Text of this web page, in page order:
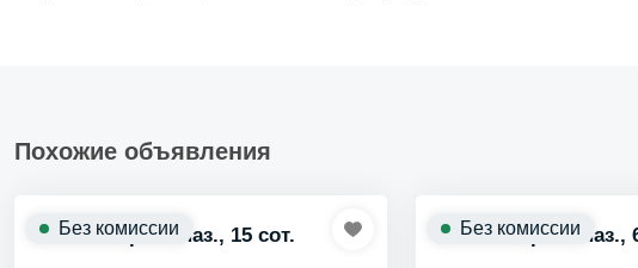
Похожие объявления
Участок пром. наз., 15 сот.
Без комиссии Участок пром. наз.,
Без комиссии